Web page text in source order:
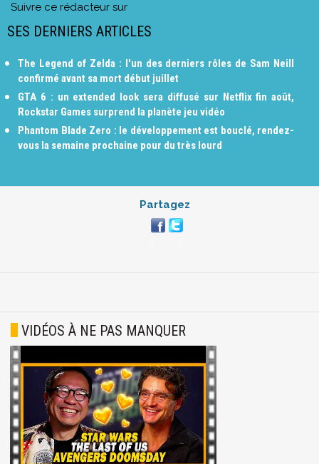
Suivre ce rédacteur sur
SES DERNIERS ARTICLES
The Legend of Zelda : l'un des derniers rôles de Sam Neill
confirmé avant sa mort début juillet
GTA 6 : un extended look sera diffusé sur Netflix fin août,
Rockstar Games surprend la planète jeu vidéo
Phantom Blade Zero : le développement est bouclé, rendez-
vous la semaine prochaine pour du très lourd
Partagez
VIDÉOS À NE PAS MANQUER